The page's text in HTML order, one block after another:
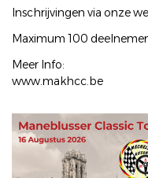
Inschrijvingen via onze
Maximum 100
Meer Info:
www.makhcc.be